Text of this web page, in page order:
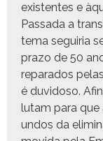
exis­tentes e
Pas­sa­da a
tema seguiria
pra­zo de 50
repara­dos
é duvi­doso.
lutam para
un­dos da